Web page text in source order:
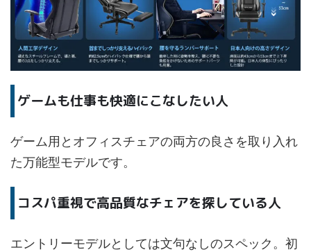
ゲームも仕事も快適にこなしたい人
ゲーム用とオフィスチェアの両方の良さを取り入れ
た万能型モデルです。
コスパ重視で高品質なチェアを探している人
エントリーモデルとしては文句なしのスペック。初